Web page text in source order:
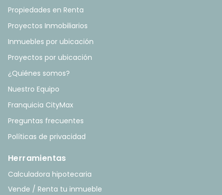
Propiedades en Renta
Proyectos Inmobiliarios
Inmuebles por ubicación
Proyectos por ubicación
¿Quiénes somos?
Nuestro Equipo
Franquicia CityMax
Preguntas frecuentes
Políticas de privacidad
Herramientas
Calculadora hipotecaria
Vende / Renta tu inmueble